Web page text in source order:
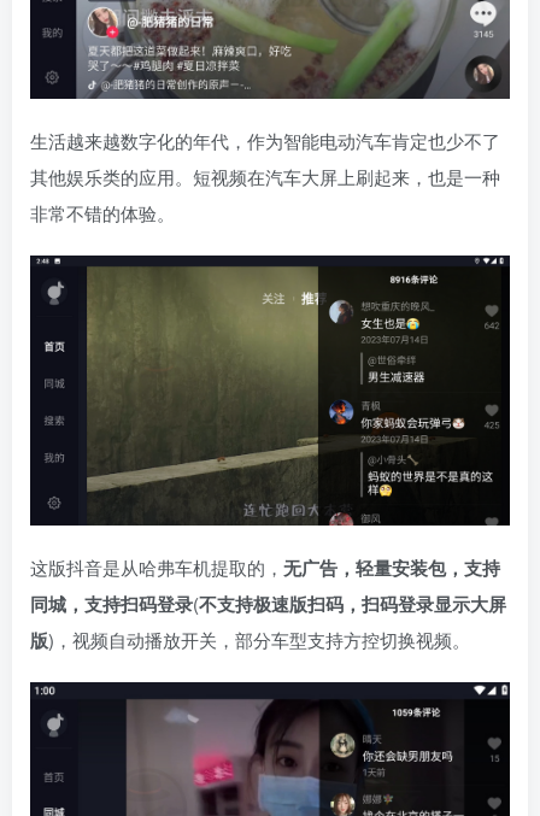
生活越来越数字化的年代，作为智能电动汽车肯定也少不了
其他娱乐类的应用。短视频在汽车大屏上刷起来，也是一种
非常不错的体验。
这版抖音是从哈弗车机提取的， 无广告，轻量安装包，支持
同城，支持扫码登录(不支持极速版扫码，扫码登录显示大屏
版)，视频自动播放开关，部分车型支持方控切换视频。